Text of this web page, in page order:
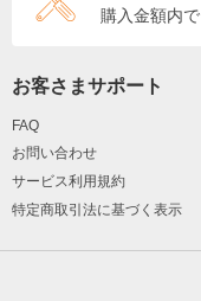
購入金額内で
お客さまサポート
FAQ
お問い合わせ
サービス利用規約
特定商取引法に基づく表示